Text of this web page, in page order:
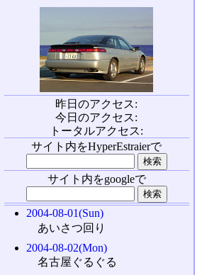
昨日のアクセス:
今日のアクセス:
トータルアクセス:
サイト内をHyperEstraierで
サイト内をgoogleで
2004-08-01(Sun)
あいさつ回り
2004-08-02(Mon)
名古屋ぐるぐる